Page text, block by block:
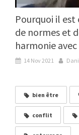
Pourquoi il est
de normes et
harmonie
14 Nov 2021
bien être
conflit